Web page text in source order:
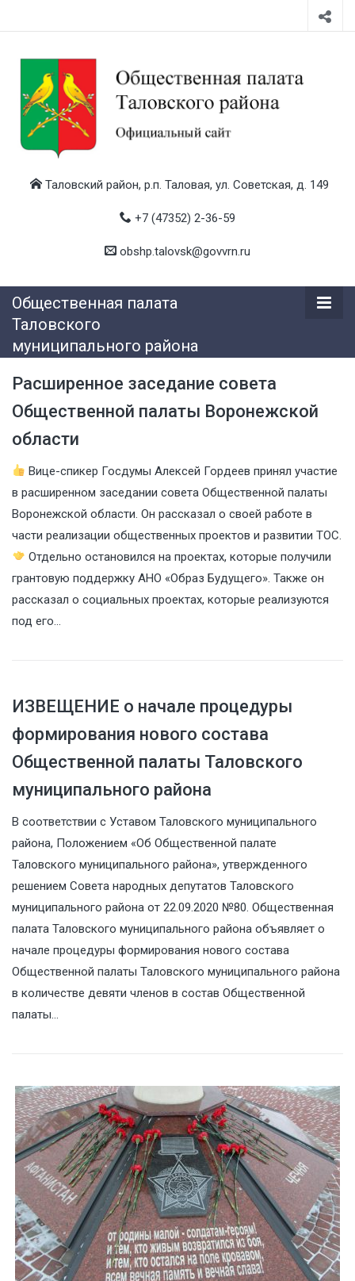
Таловский район, р.п. Таловая, ул. Советская, д. 149
+7 (47352) 2-36-59
obshp.talovsk@govvrn.ru
Общественная палата
Таловского
муниципального района
Расширенное заседание совета
Общественной палаты Воронежской
области
Вице-спикер Госдумы Алексей Гордеев принял участие
в расширенном заседании совета Общественной палаты
Воронежской области. Он рассказал о своей работе в
части реализации общественных проектов и развитии ТОС.
Отдельно остановился на проектах, которые получили
грантовую поддержку АНО «Образ Будущего». Также он
рассказал о социальных проектах, которые реализуются
под его…
ИЗВЕЩЕНИЕ о начале процедуры
формирования нового состава
Общественной палаты Таловского
муниципального района
В соответствии с Уставом Таловского муниципального
района, Положением «Об Общественной палате
Таловского муниципального района», утвержденного
решением Совета народных депутатов Таловского
муниципального района от 22.09.2020 №80. Общественная
палата Таловского муниципального района объявляет о
начале процедуры формирования нового состава
Общественной палаты Таловского муниципального района
в количестве девяти членов в состав Общественной
палаты…